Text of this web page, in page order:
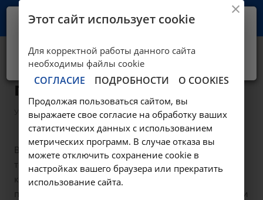
Консультативная
помощь
Услуги — Консультативная помощь
В НИИ КЛИНИЧЕСКОЙ МЕДИЦИНЫ работают лучшие
терапевты и узкие специалисты – гастроэнтеролог,
кардиолог, гинеколог, нефролог и другие. Мы
помогаем пациентам с хроническими заболеваниями
Ваш город -Иркутск?
Да, верно Нет, выбрать другой
Этот сайт использует cookie
Для корректной работы данного сайта
необходимы файлы cookie
СОГЛАСИЕ ПОДРОБНОСТИ О COOKIES
Продолжая пользоваться сайтом, вы
выражаете свое согласие на обработку ваших
статистических данных с использованием
метрических программ. В случае отказа вы
можете отключить сохранение cookie в
настройках вашего браузера или прекратить
использование сайта.